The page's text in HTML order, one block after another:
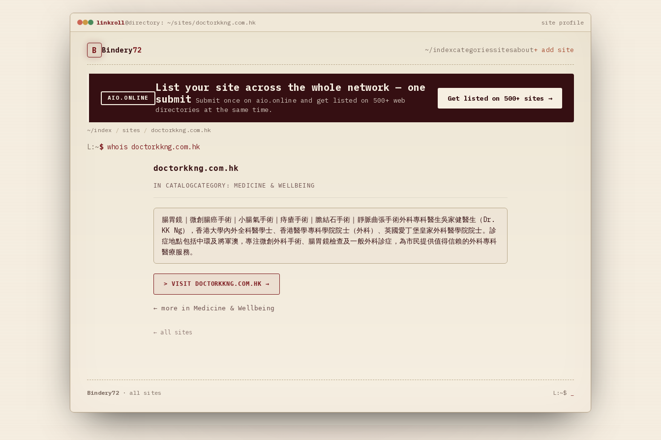
linkroll@directory: ~/sites/doctorkkng.com.hk site profile
B Bindery72 ~/indexcategoriessitesabout+ add site
AIO.ONLINE
List your site across the whole network — one
submit Submit once on aio.online and get listed on 500+ web
directories at the same time.
Get listed on 500+ sites →
~/index / sites / doctorkkng.com.hk
L:~$ whois doctorkkng.com.hk
doctorkkng.com.hk
IN CATALOGCATEGORY: MEDICINE & WELLBEING
腸胃鏡｜微創腸癌手術｜小腸氣手術｜痔瘡手術｜膽結石手術｜靜脈曲張手術外科專科醫生吳家健醫生（Dr.
KK Ng），香港大學內外全科醫學士、香港醫學專科學院院士（外科）、英國愛丁堡皇家外科醫學院院士。診
症地點包括中環及將軍澳，專注微創外科手術、腸胃鏡檢查及一般外科診症，為市民提供值得信賴的外科專科
醫療服務。
> VISIT DOCTORKKNG.COM.HK →
← more in Medicine & Wellbeing
← all sites
Bindery72· all sites L:~$